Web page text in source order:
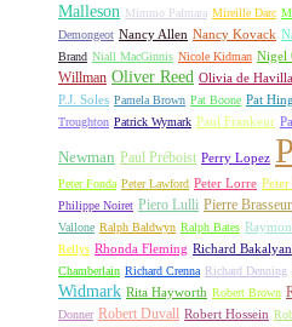
Malleson Mimmo Palmara Mireille Darc
Demongeot Nancy Allen Nancy Kovack
Brand Niall MacGinnis Nicole Kidman Nigel
Willman Oliver Reed Olivia de
P.J. Soles Pamela Brown Pat Boone Pat
Troughton Patrick Wymark Paul Frankeur
Newman Paul Préboist Perry Lopez
Peter Fonda Peter Lawford Peter Lorre
Philippe Noiret Piero Lulli Pierre Brasseur
Vallone Ralph Baldwyn Ralph Bates
Rellys Rhonda Fleming Richard Bakalyan
Chamberlain Richard Crenna Richard Denning
Widmark Rita Hayworth Robert Brown
Donner Robert Duvall Robert Hossein